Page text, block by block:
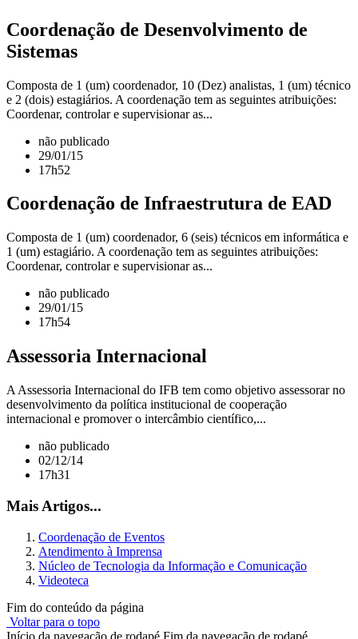
Coordenação de Desenvolvimento de
Sistemas
Composta de 1 (um) coordenador, 10 (Dez) analistas, 1 (um) técnico
e 2 (dois) estagiários. A coordenação tem as seguintes atribuições:
Coordenar, controlar e supervisionar as...
não publicado
29/01/15
17h52
Coordenação de Infraestrutura de EAD
Composta de 1 (um) coordenador, 6 (seis) técnicos em informática e
1 (um) estagiário. A coordenação tem as seguintes atribuições:
Coordenar, controlar e supervisionar as...
não publicado
29/01/15
17h54
Assessoria Internacional
A Assessoria Internacional do IFB tem como objetivo assessorar no
desenvolvimento da política institucional de cooperação
internacional e promover o intercâmbio científico,...
não publicado
02/12/14
17h31
Mais Artigos...
Coordenação de Eventos
Atendimento à Imprensa
Núcleo de Tecnologia da Informação e Comunicação
Videoteca
Fim do conteúdo da página
Voltar para o topo
Início da navegação de rodapé Fim da navegação de rodapé